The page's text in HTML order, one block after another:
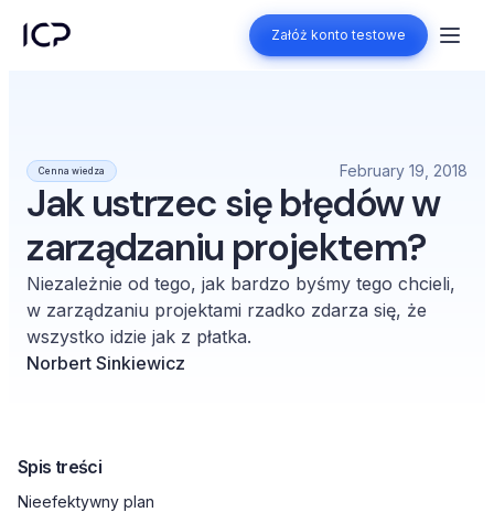
Załóż konto testowe
Załóż konto testowe
Cenna wiedza February 19, 2018
Jak ustrzec się błędów w
zarządzaniu projektem?
Niezależnie od tego, jak bardzo byśmy tego chcieli,
w zarządzaniu projektami rzadko zdarza się, że
wszystko idzie jak z płatka.
Norbert Sinkiewicz
Spis treści
Nieefektywny plan